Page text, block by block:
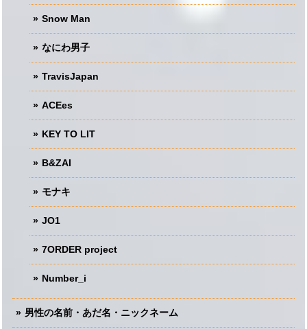
Snow Man
なにわ男子
TravisJapan
ACEes
KEY TO LIT
B&ZAI
モナキ
JO1
7ORDER project
Number_i
男性の名前・あだ名・ニックネーム